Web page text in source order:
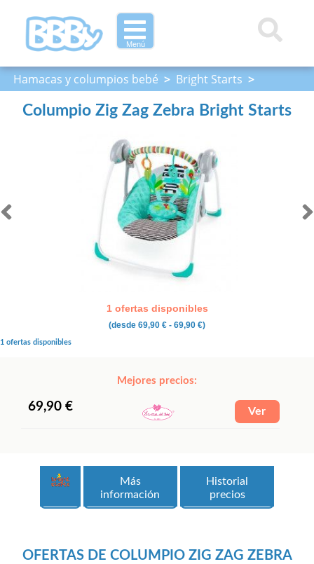
Menú
Hamacas y columpios bebé > Bright Starts >
Columpio Zig Zag Zebra Bright Starts
Columpio Zig Zag Zebra Bright Starts
1 ofertas disponibles
(desde 69,90 € - 69,90 €)
1 ofertas disponibles
Mejores precios:
69,90 €
Más
información
Historial
precios
OFERTAS DE COLUMPIO ZIG ZAG ZEBRA